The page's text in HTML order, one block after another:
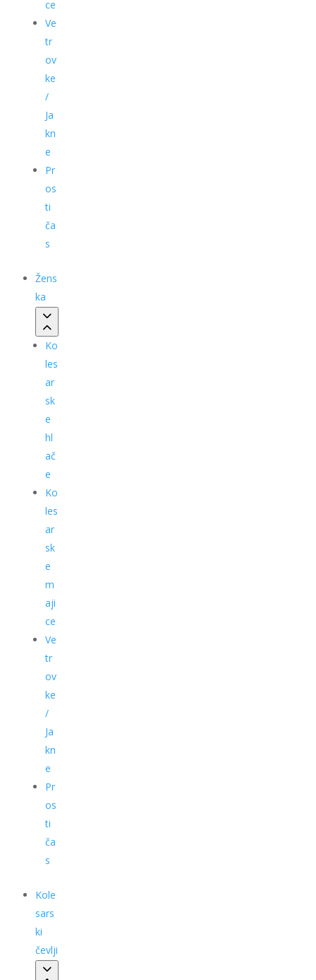
ce
Ve
tr
ov
ke
/
Ja
kn
e
Pr
os
ti
ča
s
Žens
ka
Ko
les
ar
sk
e
hl
ač
e
Ko
les
ar
sk
e
m
aji
ce
Ve
tr
ov
ke
/
Ja
kn
e
Pr
os
ti
ča
s
Kole
sars
ki
čevlji